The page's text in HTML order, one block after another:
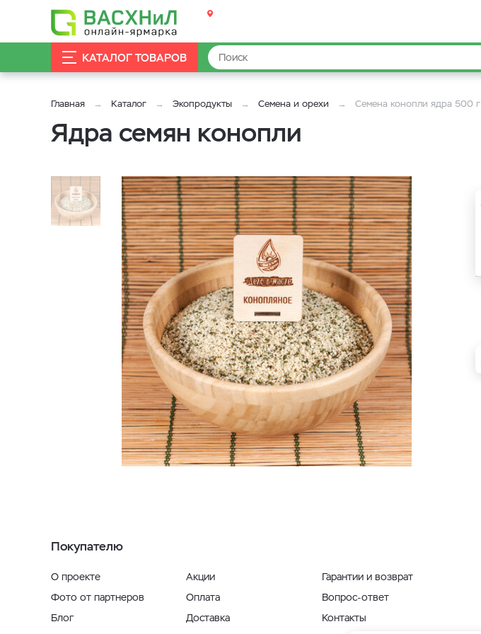
КАТАЛОГ ТОВАРОВ
Главная Каталог Экопродукты Семена и орехи Семена конопли ядра 500 г
Ядра семян конопли
Покупателю
О проекте
Фото от партнеров
Блог
Акции
Оплата
Доставка
Гарантии и возврат
Вопрос-ответ
Контакты